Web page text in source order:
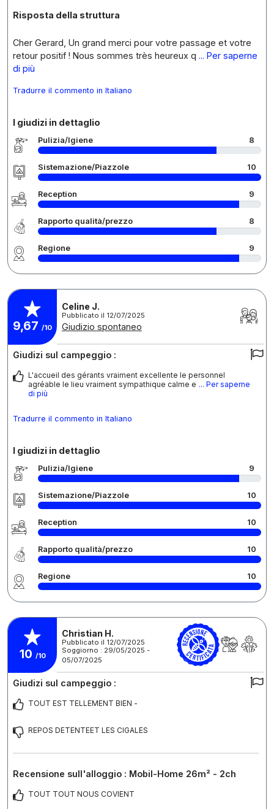
Risposta della struttura
Cher Gerard, Un grand merci pour votre passage et votre
retour positif ! Nous sommes très heureux q ... Per saperne
di più
Tradurre il commento in Italiano
I giudizi in dettaglio
Pulizia/Igiene 8
Sistemazione/Piazzole 10
Reception 9
Rapporto qualità/prezzo 8
Regione 9
9,67 /10
Celine J.
Pubblicato il 12/07/2025
Giudizio spontaneo
Giudizi sul campeggio :
L'accueil des gérants vraiment excellente le personnel
agréable le lieu vraiment sympathique calme e ... Per saperne
di più
Tradurre il commento in Italiano
I giudizi in dettaglio
Pulizia/Igiene 9
Sistemazione/Piazzole 10
Reception 10
Rapporto qualità/prezzo 10
Regione 10
10 /10
Christian H.
Pubblicato il 12/07/2025
Soggiorno : 29/05/2025 -
05/07/2025
Giudizi sul campeggio :
TOUT EST TELLEMENT BIEN -
REPOS DETENTEET LES CIGALES
Recensione sull'alloggio : Mobil-Home 26m² - 2ch
TOUT TOUT NOUS COVIENT